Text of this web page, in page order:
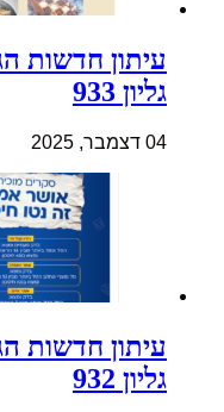
עיתון חדשות
גליון 933
04 דצמבר, 2025
עיתון חדשות
גליון 932